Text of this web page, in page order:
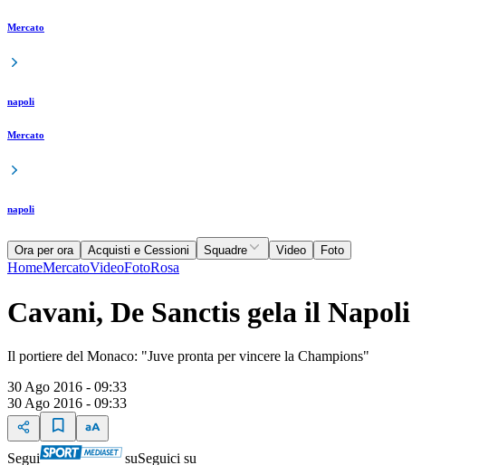
Mercato
napoli
Mercato
napoli
Ora per ora Acquisti e Cessioni Squadre Video Foto
HomeMercatoVideoFotoRosa
Cavani, De Sanctis gela il Napoli
Il portiere del Monaco: "Juve pronta per vincere la Champions"
30 Ago 2016 - 09:33
30 Ago 2016 - 09:33
Segui suSeguici su